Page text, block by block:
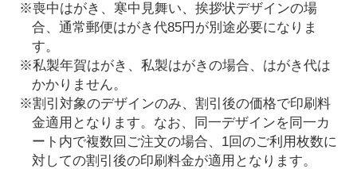
※喪中はがき、寒中見舞い、挨拶状デザインの場
合、通常郵便はがき代85円が別途必要になりま
す。
※私製年賀はがき、私製はがきの場合、はがき代は
かかりません。
※割引対象のデザインのみ、割引後の価格で印刷料
金適用となります。なお、同一デザインを同一カ
ート内で複数回ご注文の場合、1回のご利用枚数に
対しての割引後の印刷料金が適用となります。